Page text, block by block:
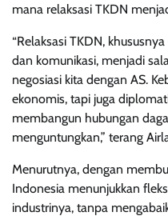
mana relaksasi TKDN
“Relaksasi TKDN,
dan komunikasi, menjadi
negosiasi kita dengan AS.
ekonomis, tapi juga
membangun hubungan
menguntungkan,” terang
Menurutnya, dengan
Indonesia menunjukkan
industrinya, tanpa